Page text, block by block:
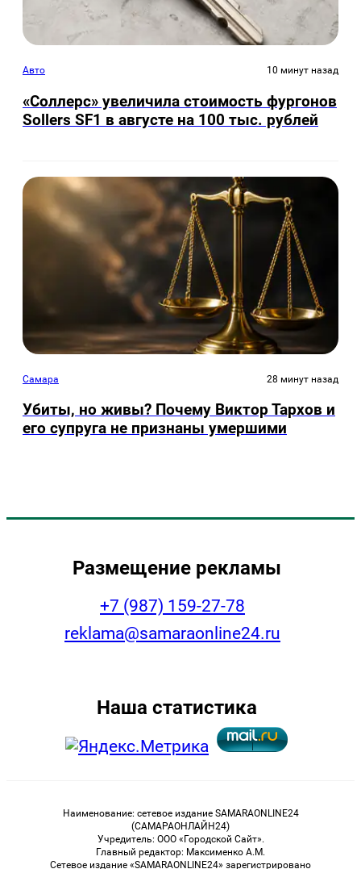
Авто 10 минут назад
«Соллерс» увеличила стоимость фургонов
Sollers SF1 в августе на 100 тыс. рублей
Самара 28 минут назад
Убиты, но живы? Почему Виктор Тархов и
его супруга не признаны умершими
Размещение рекламы
+7 (987) 159-27-78
reklama@samaraonline24.ru
Наша статистика
Наименование: сетевое издание SAMARAONLINE24
(САМАРАОНЛАЙН24)
Учредитель: ООО «Городской Сайт».
Главный редактор: Максименко А.М.
Сетевое издание «SAMARAONLINE24» зарегистрировано